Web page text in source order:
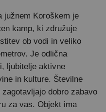
južnem Koroškem je
kamp, ki združuje
ob vodi in veliko
Je odlična
ljubitelje aktivne
in kulture. Številne
dobro zabavo
za vas. Objekt ima